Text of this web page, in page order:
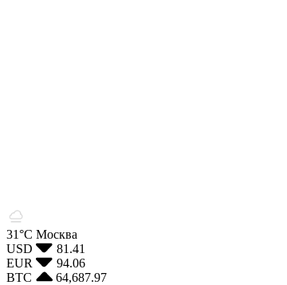
31°С Москва
USD
81.41
EUR
94.06
BTC
64,687.97